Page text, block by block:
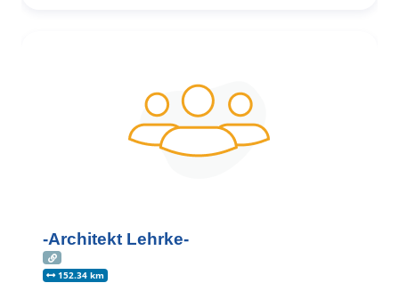
-Architekt Lehrke-
152.34 km